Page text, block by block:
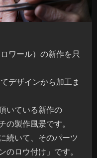
ワール）の新作を只
デザインから加工ま
いている新作の
の製作風景です。
続いて、そのパーツ
ロウ付け」です。